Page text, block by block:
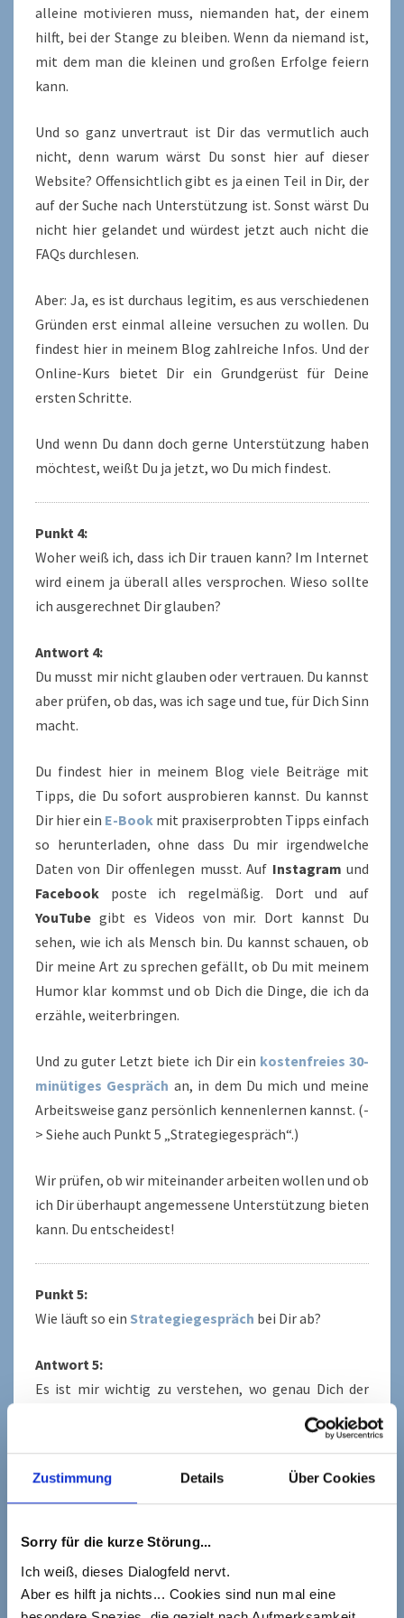
Zustimmung Details Über Cookies
Sorry für die kurze Störung...
Ich weiß, dieses Dialogfeld nervt.
Aber es hilft ja nichts... Cookies sind nun mal eine
alleine motivieren muss, niemanden hat, der einem
hilft, bei der Stange zu bleiben. Wenn da niemand ist,
mit dem man die kleinen und großen Erfolge feiern
kann.
Und so ganz unvertraut ist Dir das vermutlich auch
nicht, denn warum wärst Du sonst hier auf dieser
Website? Offensichtlich gibt es ja einen Teil in Dir, der
auf der Suche nach Unterstützung ist. Sonst wärst Du
nicht hier gelandet und würdest jetzt auch nicht die
FAQs durchlesen.
Aber: Ja, es ist durchaus legitim, es aus verschiedenen
Gründen erst einmal alleine versuchen zu wollen. Du
findest hier in meinem Blog zahlreiche Infos. Und der
Online-Kurs bietet Dir ein Grundgerüst für Deine
ersten Schritte.
Und wenn Du dann doch gerne Unterstützung haben
möchtest, weißt Du ja jetzt, wo Du mich findest.
Punkt 4:
Woher weiß ich, dass ich Dir trauen kann? Im Internet
wird einem ja überall alles versprochen. Wieso sollte
ich ausgerechnet Dir glauben?
Antwort 4:
Du musst mir nicht glauben oder vertrauen. Du kannst
aber prüfen, ob das, was ich sage und tue, für Dich Sinn
macht.
Du findest hier in meinem Blog viele Beiträge mit
Tipps, die Du sofort ausprobieren kannst. Du kannst
Dir hier ein E-Book mit praxiserprobten Tipps einfach
so herunterladen, ohne dass Du mir irgendwelche
Daten von Dir offenlegen musst. Auf Instagram und
Facebook poste ich regelmäßig. Dort und auf
YouTube gibt es Videos von mir. Dort kannst Du
sehen, wie ich als Mensch bin. Du kannst schauen, ob
Dir meine Art zu sprechen gefällt, ob Du mit meinem
Humor klar kommst und ob Dich die Dinge, die ich da
erzähle, weiterbringen.
Und zu guter Letzt biete ich Dir ein kostenfreies 30-
minütiges Gespräch an, in dem Du mich und meine
Arbeitsweise ganz persönlich kennenlernen kannst. (-
> Siehe auch Punkt 5 „Strategiegespräch“.)
Wir prüfen, ob wir miteinander arbeiten wollen und ob
ich Dir überhaupt angemessene Unterstützung bieten
kann. Du entscheidest!
Punkt 5:
Wie läuft so ein Strategiegespräch bei Dir ab?
Antwort 5:
Es ist mir wichtig zu verstehen, wo genau Dich der
Schuh drückt, und wie ich Dich ggf. unterstützen kann.
Damit wir die Gesprächszeit bestmöglich nutzen
auszufüllen . Bitte nimm Dir für die Beantwortung
Nachdem Du den Fragebogen abgesendet hast,
sende Dir zeitnah Terminvorschläge
Gespräch.